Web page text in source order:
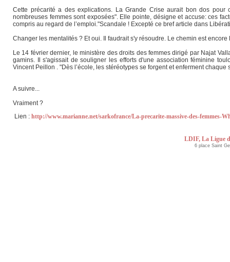
Cette précarité a des explications. La Grande Crise aurait bon dos
nombreuses femmes sont exposées". Elle pointe, désigne et accuse: ces
compris au regard de l’emploi."Scandale ! Excepté ce bref article dans
Changer les mentalités ? Et oui. Il faudrait s'y résoudre. Le chemin est
Le 14 février dernier, le ministère des droits des femmes dirigé par Najat
gamins. Il s'agissait de souligner les efforts d'une association féminine
Vincent Peillon . "Dès l’école, les stéréotypes se forgent et enferment
A suivre...
Vraiment ?
Lien : http://www.marianne.net/sarkofrance/La-precarite-massive-des-femmes-
LDIF, La Ligue
6 place Saint